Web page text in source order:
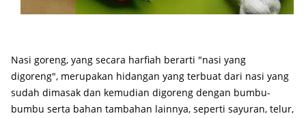
Nasi goreng, yang secara harfiah berarti "nasi yang
digoreng", merupakan hidangan yang terbuat dari nasi yang
sudah dimasak dan kemudian digoreng dengan bumbu-
bumbu serta bahan tambahan lainnya, seperti sayuran, telur,